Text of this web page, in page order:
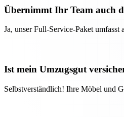
Übernimmt Ihr Team auch
Ja, unser Full-Service-Paket
Ist mein Umzugsgut
Selbstverständlich! Ihre Möbel und